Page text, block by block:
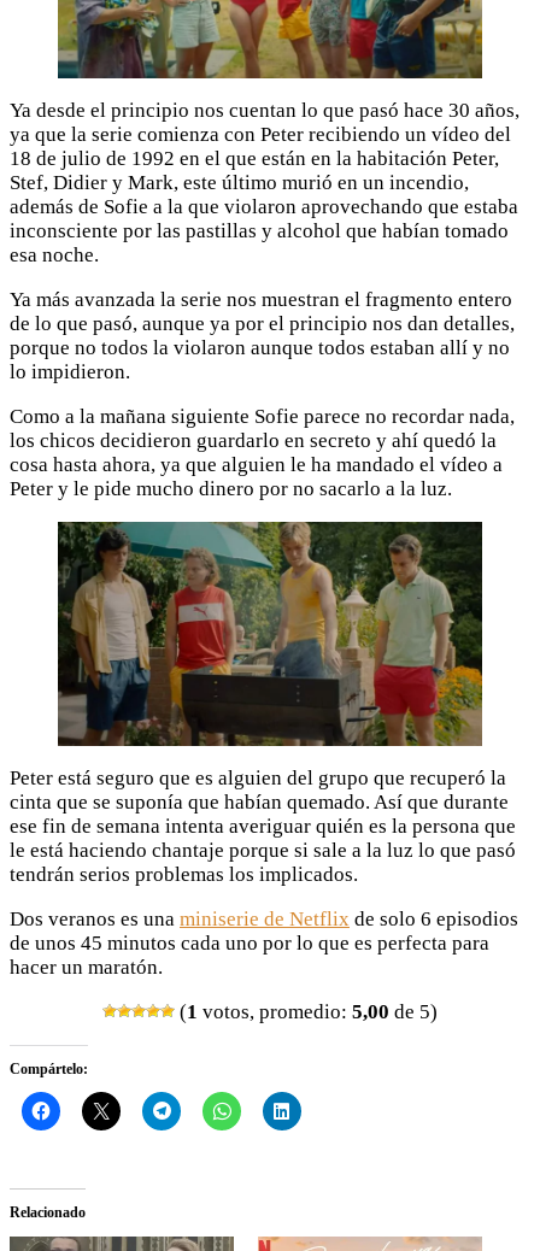
Ya desde el principio nos cuentan lo que pasó hace 30 años,
ya que la serie comienza con Peter recibiendo un vídeo del
18 de julio de 1992 en el que están en la habitación Peter,
Stef, Didier y Mark, este último murió en un incendio,
además de Sofie a la que violaron aprovechando que estaba
inconsciente por las pastillas y alcohol que habían tomado
esa noche.
Ya más avanzada la serie nos muestran el fragmento entero
de lo que pasó, aunque ya por el principio nos dan detalles,
porque no todos la violaron aunque todos estaban allí y no
lo impidieron.
Como a la mañana siguiente Sofie parece no recordar nada,
los chicos decidieron guardarlo en secreto y ahí quedó la
cosa hasta ahora, ya que alguien le ha mandado el vídeo a
Peter y le pide mucho dinero por no sacarlo a la luz.
Peter está seguro que es alguien del grupo que recuperó la
cinta que se suponía que habían quemado. Así que durante
ese fin de semana intenta averiguar quién es la persona que
le está haciendo chantaje porque si sale a la luz lo que pasó
tendrán serios problemas los implicados.
Dos veranos es una miniserie de Netflix de solo 6 episodios
de unos 45 minutos cada uno por lo que es perfecta para
hacer un maratón.
(1 votos, promedio: 5,00 de 5)
Compártelo:
Relacionado